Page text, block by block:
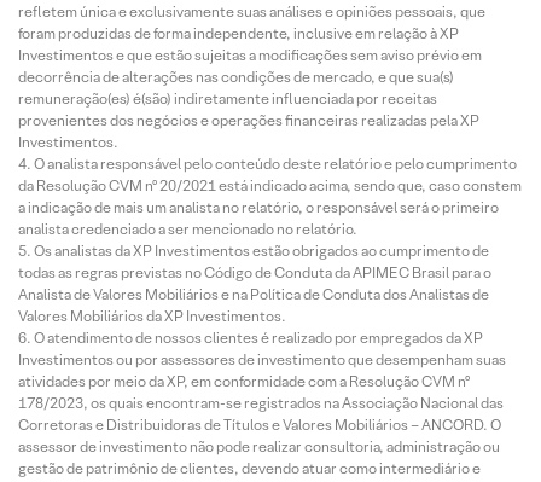
refletem única e exclusivamente suas análises e opiniões pessoais, que
foram produzidas de forma independente, inclusive em relação à XP
Investimentos e que estão sujeitas a modificações sem aviso prévio em
decorrência de alterações nas condições de mercado, e que sua(s)
remuneração(es) é(são) indiretamente influenciada por receitas
provenientes dos negócios e operações financeiras realizadas pela XP
Investimentos.
O analista responsável pelo conteúdo deste relatório e pelo cumprimento
da Resolução CVM nº 20/2021 está indicado acima, sendo que, caso constem
a indicação de mais um analista no relatório, o responsável será o primeiro
analista credenciado a ser mencionado no relatório.
Os analistas da XP Investimentos estão obrigados ao cumprimento de
todas as regras previstas no Código de Conduta da APIMEC Brasil para o
Analista de Valores Mobiliários e na Política de Conduta dos Analistas de
Valores Mobiliários da XP Investimentos.
O atendimento de nossos clientes é realizado por empregados da XP
Investimentos ou por assessores de investimento que desempenham suas
atividades por meio da XP, em conformidade com a Resolução CVM nº
178/2023, os quais encontram-se registrados na Associação Nacional das
Corretoras e Distribuidoras de Títulos e Valores Mobiliários – ANCORD. O
assessor de investimento não pode realizar consultoria, administração ou
gestão de patrimônio de clientes, devendo atuar como intermediário e